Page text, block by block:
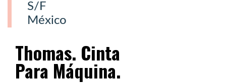
S/F
México
Thomas. Cinta
Para Máquina.